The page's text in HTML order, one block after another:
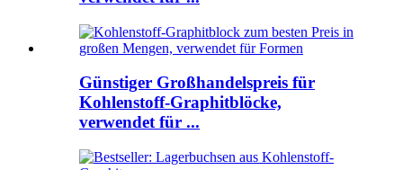
Günstiger Großhandelspreis für
Kohlenstoff-Graphitblöcke,
verwendet für ...